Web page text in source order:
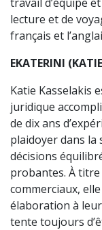
lecture et de
français et
EKATERINI
Katie Kasselakis
juridique
de dix ans
plaidoyer dans la
décisions
probantes. À
commerciaux,
élaboration à
tente toujours